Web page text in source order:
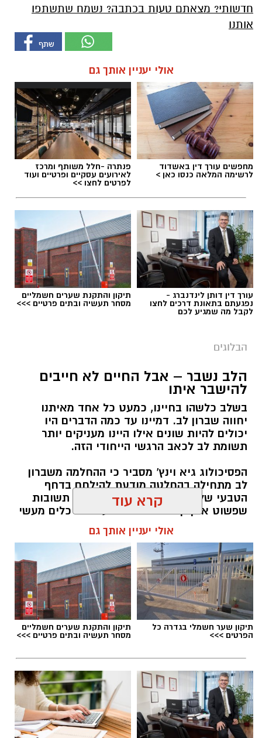
חדשותי? מצאתם טעות בכתבה? נשמח שתשתפו
אותנו
אולי יעניין אותך גם
מחפשים עורך דין באשדוד
לרשימה המלאה כנסו כאן >
פנתרה -חלל משותף ומרכז
לאירועים עסקיים ופרטיים ועוד
לפרטים לחצו >>
עורך דין דותן לינדנברג -
נפגעתם בתאונת דרכים לחצו
לקבל מה שמגיע לכם
תיקון והתקנת שערים חשמליים
מסחר תעשיה ובתים פרטיים >>>
הבלוגים
הלב נשבר – אבל החיים לא חייבים
להישבר איתו
בשלב כלשהו בחיינו, כמעט כל אחד מאיתנו
יחווה שברון לב. דמיינו עד כמה הדברים היו
יכולים להיות שונים אילו היינו מעניקים יותר
תשומת לב לכאב הרגשי הייחודי הזה.
הפסיכולוג גיא וינץ' מסביר כי ההחלמה משברון
לב מתחילה בהחלטה מודעת להילחם בדחף
הטבעי שלנו לייפות את העבר ולחפש תשובות
שפשוט אינן קיימות. הוא מציע ארגז כלים מעשי
שיעזור לנו, בהדרגה, להשתחרר מהכאב ולהמשיך
הלב שלנו אולי נשבר לפעמים, אבל אנחנו לא
חייבים להישבר יחד איתו.
מערכת האתר / 09:04 23.07.26
תגים:טד
קרא עוד
אולי יעניין אותך גם
תיקון שער חשמלי בגדרה כל
הפרטים >>>
תיקון והתקנת שערים חשמליים
מסחר תעשיה ובתים פרטיים >>>